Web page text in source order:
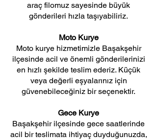
araç filomuz sayesinde büyük
gönderileri hızla taşıyabiliriz.
Moto Kurye
Moto kurye hizmetimizle Başakşehir
ilçesinde acil ve önemli gönderilerinizi
en hızlı şekilde teslim ederiz. Küçük
veya değerli eşyalarınız için
güvenebileceğiniz bir seçenektir.
Gece Kurye
Başakşehir ilçesinde gece saatlerinde
acil bir teslimata ihtiyaç duyduğunuzda,